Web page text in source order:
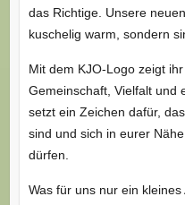
das Richtige. Unsere
kuschelig warm, sondern
Mit dem KJO-Logo zeigt
Gemeinschaft, Vielfalt und
setzt ein Zeichen dafür,
sind und sich in eurer
dürfen.
Was für uns nur ein